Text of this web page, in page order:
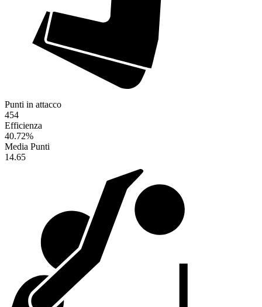
Punti in attacco
454
Efficienza
40.72%
Media Punti
14.65